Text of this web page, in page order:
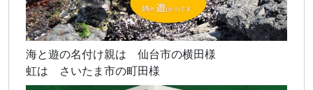
海と遊の名付け親は 仙台市の横田様
虹は さいたま市の町田様